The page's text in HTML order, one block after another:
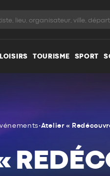
LOISIRS TOURISME SPORT
•Atelier «